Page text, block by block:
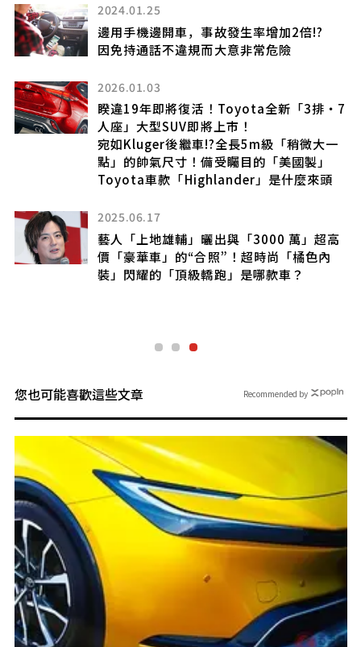
2024.01.25
邊用手機邊開車，事故發生率增加2倍!?
因免持通話不違規而大意非常危險
2026.01.03
睽違19年即將復活！Toyota全新「3排・7
人座」大型SUV即將上市！
宛如Kluger後繼車!?全長5m級「稍微大一
點」的帥氣尺寸！備受矚目的「美國製」
Toyota車款「Highlander」是什麼來頭
2025.06.17
藝人「上地雄輔」曬出與「3000 萬」超高
價「豪華車」的“合照”！超時尚「橘色內
裝」閃耀的「頂級轎跑」是哪款車？
您也可能喜歡這些文章 Recommended by